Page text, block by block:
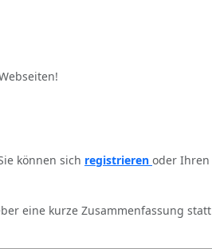
können sich registrieren oder Ihren
eine kurze Zusammenfassung statt